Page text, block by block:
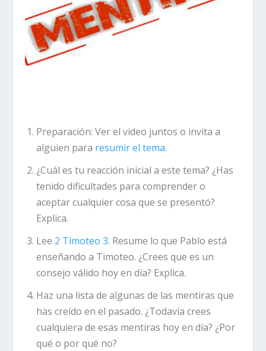
Preparación: Ver el video juntos o invita a
alguien para resumir el tema.
¿Cuál es tu reacción inicial a este tema? ¿Has
tenido dificultades para comprender o
aceptar cualquier cosa que se presentó?
Explica.
Lee 2 Timoteo 3. Resume lo que Pablo está
enseñando a Timoteo. ¿Crees que es un
consejo válido hoy en día? Explica.
Haz una lista de algunas de las mentiras que
has creído en el pasado. ¿Todavía crees
cualquiera de esas mentiras hoy en día? ¿Por
qué o por qué no?